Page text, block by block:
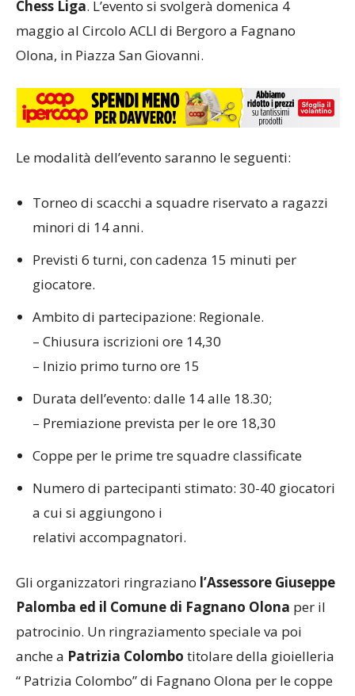
Chess Liga. L’evento si svolgerà domenica 4
maggio al Circolo ACLI di Bergoro a Fagnano
Olona, in Piazza San Giovanni.
Le modalità dell’evento saranno le seguenti:
Torneo di scacchi a squadre riservato a ragazzi
minori di 14 anni.
Previsti 6 turni, con cadenza 15 minuti per
giocatore.
Ambito di partecipazione: Regionale.
– Chiusura iscrizioni ore 14,30
– Inizio primo turno ore 15
Durata dell’evento: dalle 14 alle 18.30;
– Premiazione prevista per le ore 18,30
Coppe per le prime tre squadre classificate
Numero di partecipanti stimato: 30-40 giocatori
a cui si aggiungono i
relativi accompagnatori.
Gli organizzatori ringraziano l’Assessore Giuseppe
Palomba ed il Comune di Fagnano Olona per il
patrocinio. Un ringraziamento speciale va poi
anche a Patrizia Colombo titolare della gioielleria
“ Patrizia Colombo” di Fagnano Olona per le coppe